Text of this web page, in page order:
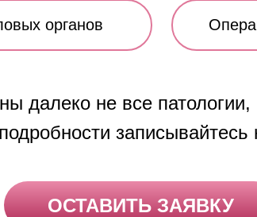
органов
далеко не все
ОСТАВИТЬ ЗАЯВКУ